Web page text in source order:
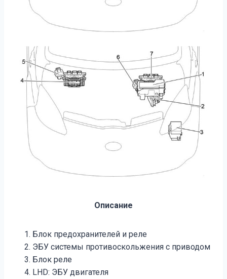
Описание
Блок предохранителей и реле
ЭБУ системы противоскольжения с приводом
Блок реле
LHD: ЭБУ двигателя